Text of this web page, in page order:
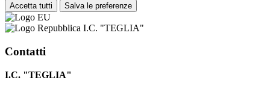
Accetta tutti Salva le preferenze
I.C. "TEGLIA"
Contatti
I.C. "TEGLIA"